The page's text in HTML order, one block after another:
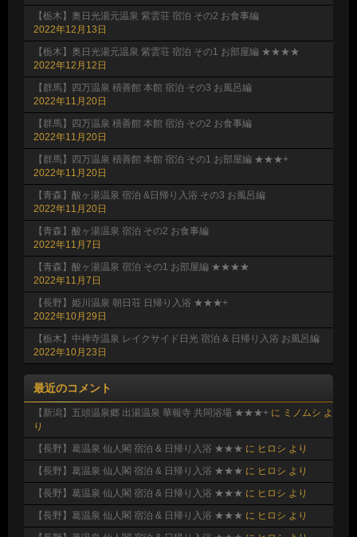
【栃木】奥日光湯元温泉 紫雲荘 宿泊 その2 お食事編
2022年12月13日
【栃木】奥日光湯元温泉 紫雲荘 宿泊 その1 お部屋編 ★★★★
2022年12月12日
【群馬】四万温泉 積善館 本館 宿泊 その3 お風呂編
2022年11月20日
【群馬】四万温泉 積善館 本館 宿泊 その2 お食事編
2022年11月20日
【群馬】四万温泉 積善館 本館 宿泊 その1 お部屋編 ★★★+
2022年11月20日
【青森】酸ヶ湯温泉 宿泊 &日帰り入浴 その3 お風呂編
2022年11月20日
【青森】酸ヶ湯温泉 宿泊 その2 お食事編
2022年11月7日
【青森】酸ヶ湯温泉 宿泊 その1 お部屋編 ★★★★
2022年11月7日
【長野】姫川温泉 朝日荘 日帰り入浴 ★★★+
2022年10月29日
【栃木】中禅寺温泉 レイクサイド日光 宿泊 & 日帰り入浴 お風呂編
2022年10月23日
最近のコメント
【新潟】五頭温泉郷 出湯温泉 華報寺 共同浴場 ★★★+ に ミノムシ よ
り
【長野】葛温泉 仙人閣 宿泊 & 日帰り入浴 ★★★ に ヒロシ より
【長野】葛温泉 仙人閣 宿泊 & 日帰り入浴 ★★★ に ヒロシ より
【長野】葛温泉 仙人閣 宿泊 & 日帰り入浴 ★★★ に ヒロシ より
【長野】葛温泉 仙人閣 宿泊 & 日帰り入浴 ★★★ に ヒロシ より